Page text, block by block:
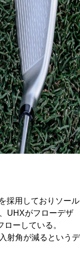
採用しておりソール
UHXがフローデザ
ーしている。
射角が減るというデ